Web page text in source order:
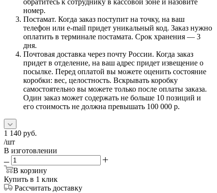
обратитесь к сотруднику в кассовой зоне и назовите
номер.
Постамат. Когда заказ поступит на точку, на ваш
телефон или e-mail придет уникальный код. Заказ нужно
оплатить в терминале постамата. Срок хранения — 3
дня.
Почтовая доставка через почту России. Когда заказ
придет в отделение, на ваш адрес придет извещение о
посылке. Перед оплатой вы можете оценить состояние
коробки: вес, целостность. Вскрывать коробку
самостоятельно вы можете только после оплаты заказа.
Один заказ может содержать не больше 10 позиций и
его стоимость не должна превышать 100 000 р.
1 140 руб.
/шт
В изготовлении
В корзину
Купить в 1 клик
Рассчитать доставку